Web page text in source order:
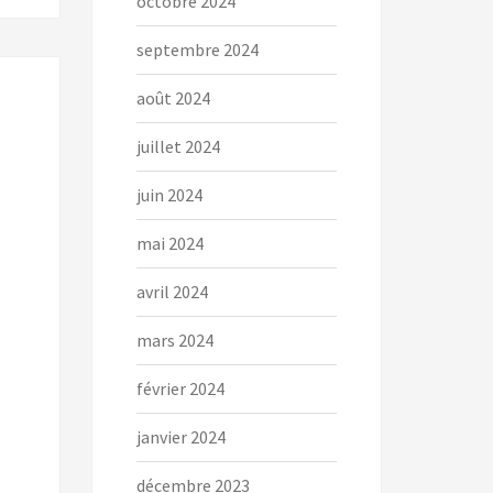
septembre 2024
août 2024
juillet 2024
juin 2024
mai 2024
avril 2024
mars 2024
février 2024
janvier 2024
décembre 2023